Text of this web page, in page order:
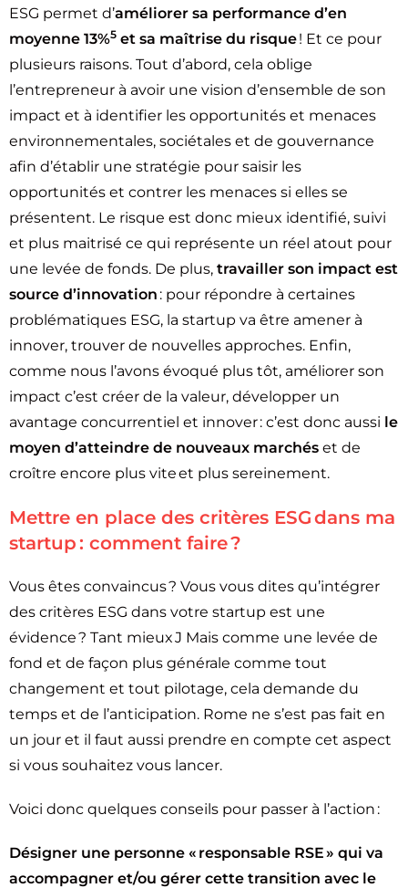
ESG permet d’améliorer sa performance d’en
moyenne 13%5 et sa maîtrise du risque! Et ce pour
plusieurs raisons. Tout d’abord, cela oblige
l’entrepreneur à avoir une vision d’ensemble de son
impact et à identifier les opportunités et menaces
environnementales, sociétales et de gouvernance
afin d’établir une stratégie pour saisir les
opportunités et contrer les menaces si elles se
présentent. Le risque est donc mieux identifié, suivi
et plus maitrisé ce qui représente un réel atout pour
une levée de fonds. De plus, travailler son impact est
source d’innovation : pour répondre à certaines
problématiques ESG, la startup va être amener à
innover, trouver de nouvelles approches. Enfin,
comme nous l’avons évoqué plus tôt, améliorer son
impact c’est créer de la valeur, développer un
avantage concurrentiel et innover : c’est donc aussi le
moyen d’atteindre de nouveaux marchés et de
croître encore plus vite et plus sereinement.
Mettre en place des critères ESGdans ma
startup : comment faire ?
Vous êtes convaincus ? Vous vous dites qu’intégrer
des critères ESG dans votre startup est une
évidence ? Tant mieux J Mais comme une levée de
fond et de façon plus générale comme tout
changement et tout pilotage, cela demande du
temps et de l’anticipation. Rome ne s’est pas fait en
un jour et il faut aussi prendre en compte cet aspect
si vous souhaitez vous lancer.
Voici donc quelques conseils pour passer à l’action :
Désigner une personne « responsable RSE » qui va
accompagner et/ou gérer cette transition avec le